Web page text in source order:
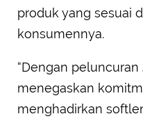
produk yang sesuai
konsumennya.
“Dengan
menegaskan
menghadirkan